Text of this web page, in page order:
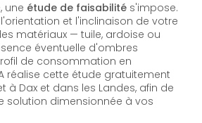
une étude de faisabilité s'impose.
et l'inclinaison de votre
matériaux — tuile, ardoise ou
éventuelle d'ombres
de consommation en
réalise cette étude gratuitement
à Dax et dans les Landes, afin de
solution dimensionnée à vos